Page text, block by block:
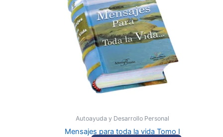
Autoayuda y Desarrollo Personal
Mensajes para toda la vida Tomo I